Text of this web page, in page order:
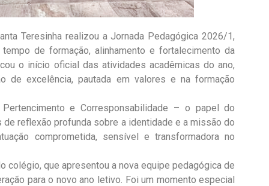
Teresinha realizou a Jornada Pedagógica 2026/1,
de formação, alinhamento e fortalecimento da
o início oficial das atividades acadêmicas do ano,
de excelência, pautada em valores e na formação
e Corresponsabilidade – o papel do
de reflexão profunda sobre a identidade e a missão do
comprometida, sensível e transformadora no
colégio, que apresentou a nova equipe pedagógica de
para o novo ano letivo. Foi um momento especial